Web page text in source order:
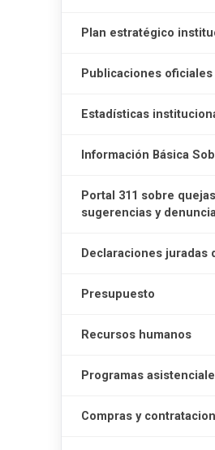
Plan estratégico
Publicaciones oficiales
Estadísticas
Información Básica
Portal 311 sobre
sugerencias y
Declaraciones juradas
Presupuesto
Recursos humanos
Programas
Compras y